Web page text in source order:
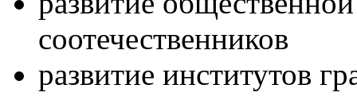
соотечественников
развитие институтов